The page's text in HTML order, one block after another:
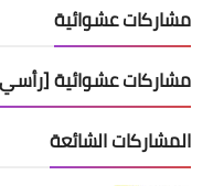
مشاركات عشوائية
مشاركات عشوائية
المشاركات الشائعة